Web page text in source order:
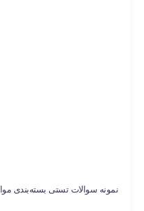
نمونه سوالات تستی بسته‌بندی